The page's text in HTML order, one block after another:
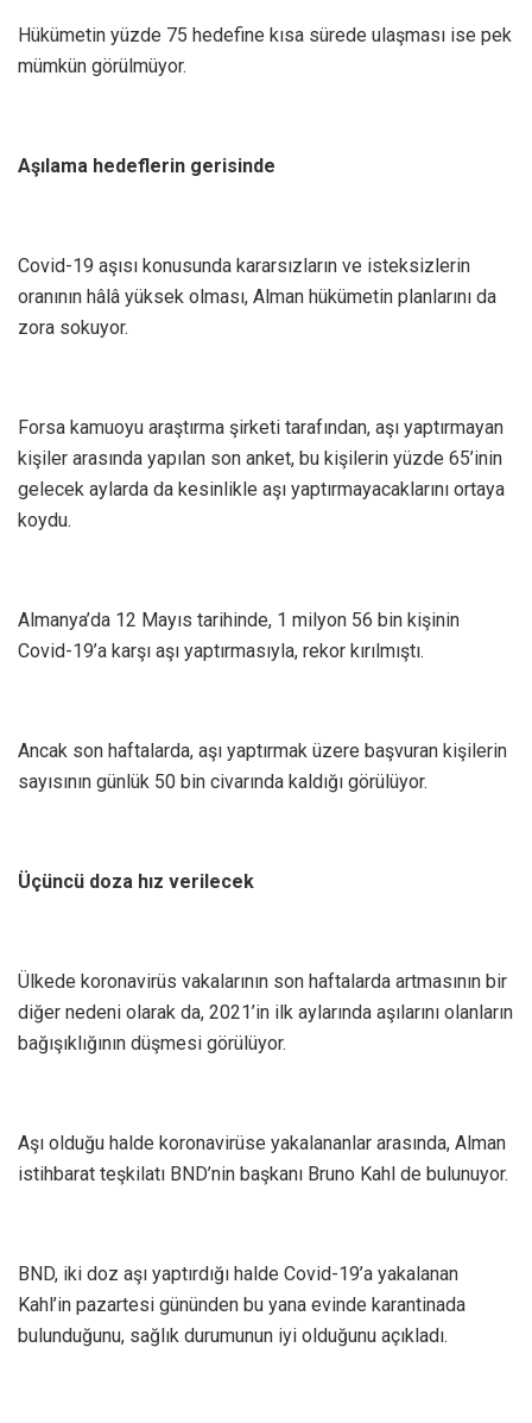
Hükümetin yüzde 75 hedefine kısa sürede ulaşması ise pek
mümkün görülmüyor.
Aşılama hedeflerin gerisinde
Covid-19 aşısı konusunda kararsızların ve isteksizlerin
oranının hâlâ yüksek olması, Alman hükümetin planlarını da
zora sokuyor.
Forsa kamuoyu araştırma şirketi tarafından, aşı yaptırmayan
kişiler arasında yapılan son anket, bu kişilerin yüzde 65’inin
gelecek aylarda da kesinlikle aşı yaptırmayacaklarını ortaya
koydu.
Almanya’da 12 Mayıs tarihinde, 1 milyon 56 bin kişinin
Covid-19’a karşı aşı yaptırmasıyla, rekor kırılmıştı.
Ancak son haftalarda, aşı yaptırmak üzere başvuran kişilerin
sayısının günlük 50 bin civarında kaldığı görülüyor.
Üçüncü doza hız verilecek
Ülkede koronavirüs vakalarının son haftalarda artmasının bir
diğer nedeni olarak da, 2021’in ilk aylarında aşılarını olanların
bağışıklığının düşmesi görülüyor.
Aşı olduğu halde koronavirüse yakalananlar arasında, Alman
istihbarat teşkilatı BND’nin başkanı Bruno Kahl de bulunuyor.
BND, iki doz aşı yaptırdığı halde Covid-19’a yakalanan
Kahl’in pazartesi gününden bu yana evinde karantinada
bulunduğunu, sağlık durumunun iyi olduğunu açıkladı.